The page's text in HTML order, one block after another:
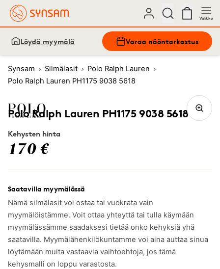
Valikko
Löydä myymälä Varaa näöntarkastus
Synsam Silmälasit
Polo Ralph Lauren
Polo Ralph Lauren PH1175 9038 5618
Polo Ralph Lauren PH1175 9038 5618
Kehysten hinta
170 €
Saatavilla myymälässä
Nämä silmälasit voi ostaa tai vuokrata vain
myymälöistämme. Voit ottaa yhteyttä tai tulla käymään
myymälässämme saadaksesi tietää onko kehyksiä yhä
saatavilla. Myymälähenkilökuntamme voi aina auttaa sinua
löytämään muita vastaavia vaihtoehtoja, jos tämä
kehysmalli on loppu varastosta.